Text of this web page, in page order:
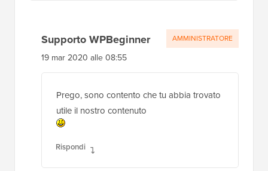
Supporto WPBeginner
19 mar 2020 alle 08:55
Prego, sono contento che tu abbia trovato
utile il nostro contenuto
Rispondi
AMMINISTRATORE